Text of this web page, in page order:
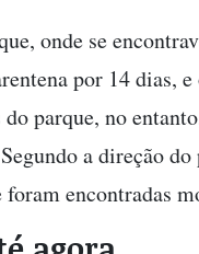
onde se
por 14 dias,
parque, no
a direção
foram encontradas